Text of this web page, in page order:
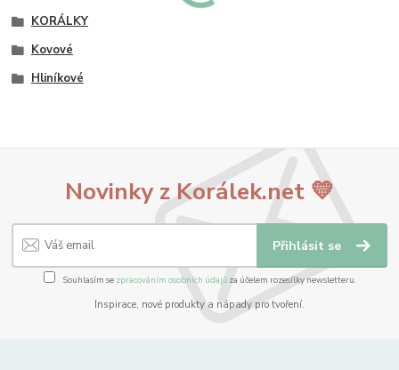
KORÁLKY
Kovové
Hliníkové
Novinky z Korálek.net 💛
Přihlásit se
Souhlasím se zpracováním osobních údajůza účelem rozesílky newsletteru.
Inspirace, nové produkty a nápady pro tvoření.